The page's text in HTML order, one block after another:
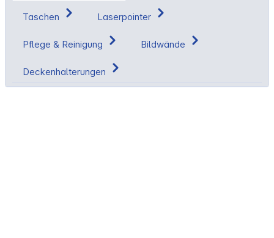
Taschen Laserpointer
Pflege & Reinigung Bildwände
Deckenhalterungen